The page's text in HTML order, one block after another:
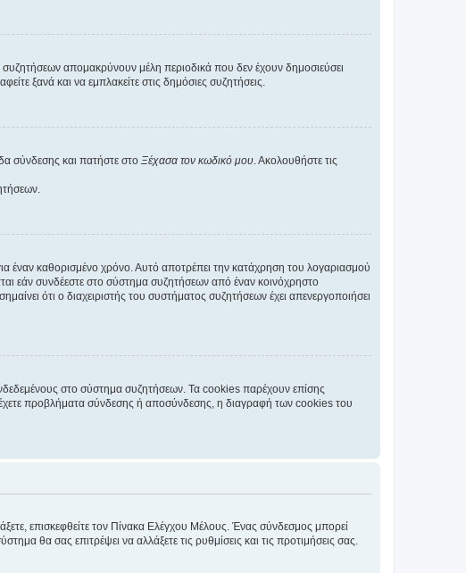
απομακρύνουν μέλη περιοδικά που δεν έχουν δημοσιεύσει
ξανά και να εμπλακείτε στις δημόσιες συζητήσεις.
σύνδεσης και πατήστε στο Ξέχασα τον κωδικό μου. Ακολουθήστε τις
έναν καθορισμένο χρόνο. Αυτό αποτρέπει την κατάχρηση του λογαριασμού
εάν συνδέεστε στο σύστημα συζητήσεων από έναν κοινόχρηστο
ότι ο διαχειριστής του συστήματος συζητήσεων έχει απενεργοποιήσει
στο σύστημα συζητήσεων. Τα cookies παρέχουν επίσης
προβλήματα σύνδεσης ή αποσύνδεσης, η διαγραφή των cookies του
επισκεφθείτε τον Πίνακα Ελέγχου Μέλους. Ένας σύνδεσμος μπορεί
θα σας επιτρέψει να αλλάξετε τις ρυθμίσεις και τις προτιμήσεις σας.